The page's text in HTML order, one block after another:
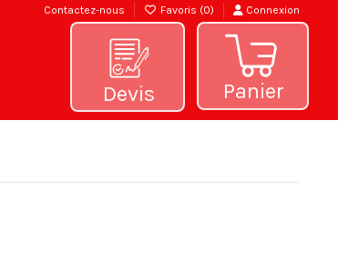
Contactez-nous Favoris (0) Connexion
Devis Panier